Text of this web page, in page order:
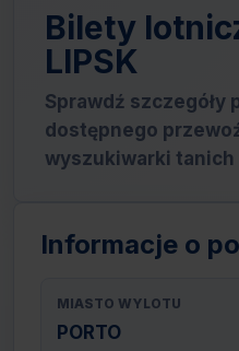
Bilety
LIPSK
Sprawdź szczegóły
dostępnego
wyszukiwarki
Informacje o
MIASTO WYLOTU
PORTO